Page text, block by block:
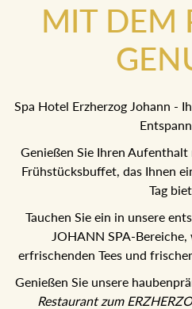
MIT DEM
Spa Hotel Erzherzog Johann -
Genießen Sie Ihren
Frühstücksbuffet, das Ihnen
Tag
Tauchen Sie ein in unsere
JOHANN SPA-
erfrischenden Tees und
Genießen Sie unsere
Restaurant zum